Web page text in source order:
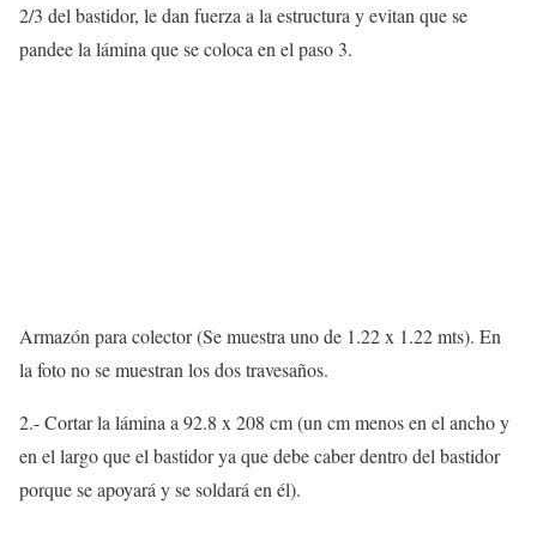
2/3 del bastidor, le dan fuerza a la estructura y evitan que se
pandee la lámina que se coloca en el paso 3.
Armazón para colector (Se muestra uno de 1.22 x 1.22 mts). En
la foto no se muestran los dos travesaños.
2.- Cortar la lámina a 92.8 x 208 cm (un cm menos en el ancho y
en el largo que el bastidor ya que debe caber dentro del bastidor
porque se apoyará y se soldará en él).